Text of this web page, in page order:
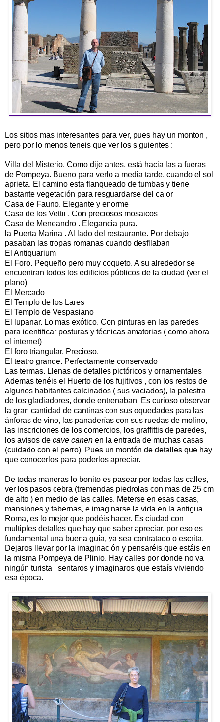
Los sitios mas interesantes para ver, pues hay un monton ,
pero por lo menos teneis que ver los siguientes :
Villa del Misterio. Como dije antes, está hacia las a fueras
de Pompeya. Bueno para verlo a media tarde, cuando el sol
aprieta. El camino esta flanqueado de tumbas y tiene
bastante vegetación para resguardarse del calor
Casa de Fauno. Elegante y enorme
Casa de los Vettii . Con preciosos mosaicos
Casa de Meneandro . Elegancia pura.
la Puerta Marina . Al lado del restaurante. Por debajo
pasaban las tropas romanas cuando desfilaban
El Antiquarium
El Foro. Pequeño pero muy coqueto. A su alrededor se
encuentran todos los edificios públicos de la ciudad (ver el
plano)
El Mercado
El Templo de los Lares
El Templo de Vespasiano
El lupanar. Lo mas exótico. Con pinturas en las paredes
para identificar posturas y técnicas amatorias ( como ahora
el internet)
El foro triangular. Precioso.
El teatro grande. Perfectamente conservado
Las termas. Llenas de detalles pictóricos y ornamentales
Ademas tenéis el Huerto de los fujitivos , con los restos de
algunos habitantes calcinados ( sus vaciados), la palestra
de los gladiadores, donde entrenaban. Es curioso observar
la gran cantidad de cantinas con sus oquedades para las
ánforas de vino, las panaderías con sus ruedas de molino,
las inscriciones de los comercios, los graffittis de paredes,
los avisos de cave canen en la entrada de muchas casas
(cuidado con el perro). Pues un montón de detalles que hay
que conocerlos para poderlos apreciar.
De todas maneras lo bonito es pasear por todas las calles,
ver los pasos cebra (tremendas piedrolas con mas de 25 cm
de alto ) en medio de las calles. Meterse en esas casas,
mansiones y tabernas, e imaginarse la vida en la antigua
Roma, es lo mejor que podéis hacer. Es ciudad con
multiples detalles que hay que saber apreciar, por eso es
fundamental una buena guía, ya sea contratado o escrita.
Dejaros llevar por la imaginación y pensaréis que estáis en
la misma Pompeya de Plinio. Hay calles por donde no va
ningún turista , sentaros y imaginaros que estaís viviendo
esa época.